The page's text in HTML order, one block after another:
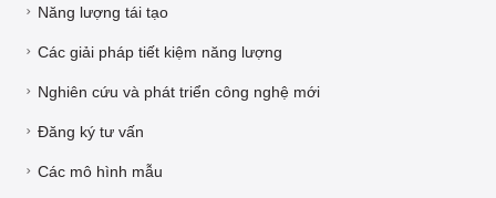
Năng lượng tái tạo
Các giải pháp tiết kiệm năng lượng
Nghiên cứu và phát triển công nghệ mới
Đăng ký tư vấn
Các mô hình mẫu